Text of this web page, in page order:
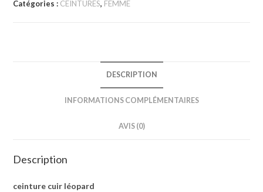
Catégories : CEINTURES, FEMME
DESCRIPTION
INFORMATIONS COMPLÉMENTAIRES
AVIS (0)
Description
ceinture cuir léopard